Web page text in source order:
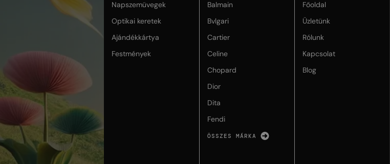
Napszemüvegek
Optikai keretek
Ajándékkártya
Festmények
Balmain
Bvlgari
Cartier
Celine
Chopard
Dior
Dita
Fendi
ÖSSZES MÁRKA
Főoldal
Üzletünk
Rólunk
Kapcsolat
Blog